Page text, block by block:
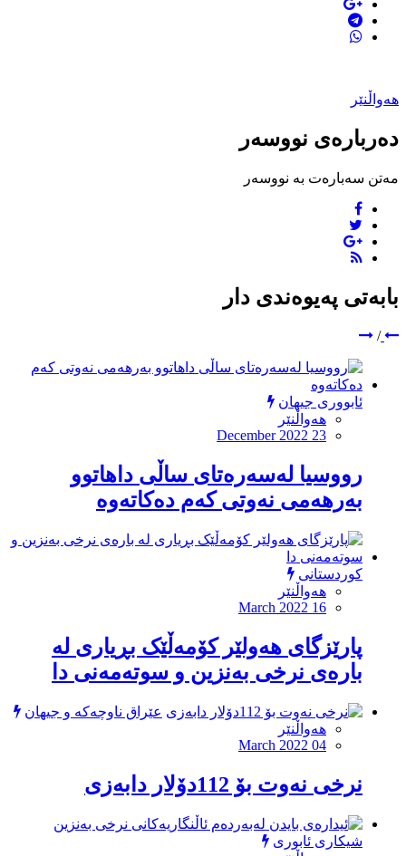
هەواڵنێر
دەربارەی نووسەر
مەتن سەبارەت بە نووسەر
بابەتی پەیوەندی دار
/
ئابووری جیهان
هەواڵنێر
December 2022 23
رووسیا لەسەرەتای ساڵی داهاتوو
بەرهەمی نەوتی كەم دەكاتەوە
کوردستانی
هەواڵنێر
March 2022 16
پارێزگای هەولێر کۆمەڵێک بڕیاری لە
بارەی نرخی بەنزین و سوتەمەنی دا
عێراق ناوچەکە و جیهان
هەواڵنێر
March 2022 04
نرخی نەوت بۆ 112دۆلار دابەزی
شیکاری ئابوری